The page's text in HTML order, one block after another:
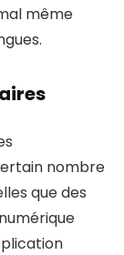
même
nombre
que des